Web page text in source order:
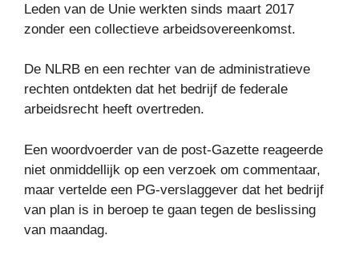
Leden van de Unie werkten sinds maart 2017
zonder een collectieve arbeidsovereenkomst.
De NLRB en een rechter van de administratieve
rechten ontdekten dat het bedrijf de federale
arbeidsrecht heeft overtreden.
Een woordvoerder van de post-Gazette reageerde
niet onmiddellijk op een verzoek om commentaar,
maar vertelde een PG-verslaggever dat het bedrijf
van plan is in beroep te gaan tegen de beslissing
van maandag.